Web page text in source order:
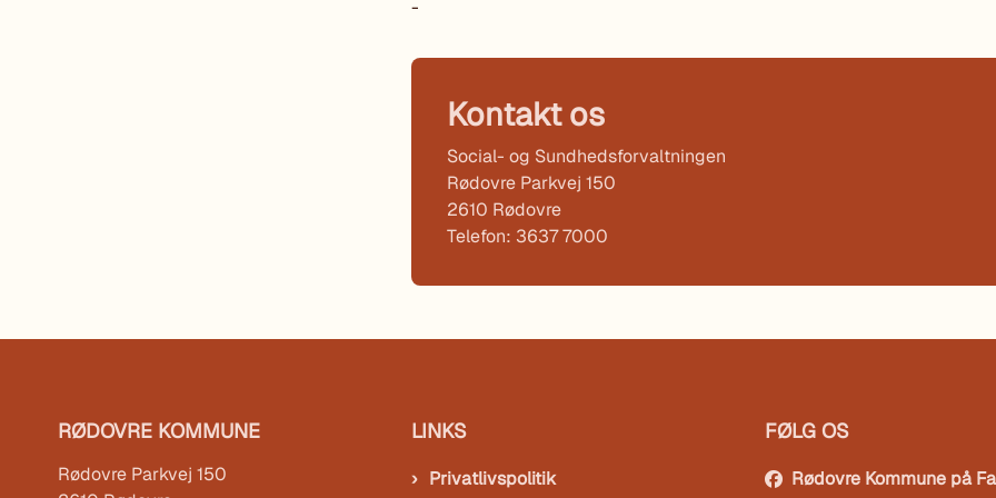
-
Kontakt os
Social- og Sundhedsforvaltningen
Rødovre Parkvej 150
2610 Rødovre
Telefon: 3637 7000
RØDOVRE KOMMUNE
Rødovre Parkvej 150
LINKS
Privatlivspolitik
FØLG OS
Rødovre Kommune på